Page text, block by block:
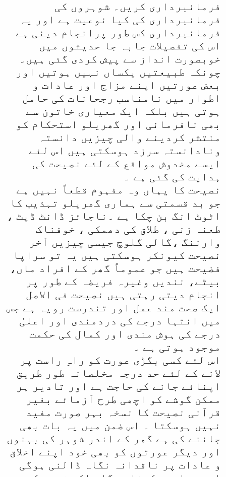
فرمانبرداری کریں۔ شوہروں کی
فرمانبرداری کی کیا نوعیت ہے اور یہ
فرمانبرداری کس طور پرانجام دینی ہے
اس کی تفصیلات جابہ جا حدیثوں میں
خوبصورت انداز سے پیش کردی گئی ہیں۔
چونکہ طبیعتیں یکساں نہیں ہوتیں اور
بعض عورتیں اپنے مزاج اور عادات و
اطوار میں نامناسب رجحانات کی حامل
ہوتی ہیں بلکہ ایک معیاری خاتون سے
بھی نافرمانی اور گھریلو استحکام کو
منتشر کردینے والی چیزیں دانستہ
ونادانستہ سرزد ہوسکتی ہیں اس لئے
ایسے مخدوش مواقع کے لئے نصیحت کی
ہدایت کی گئی ہے ۔
نصیحت کا یہاں وہ مفہوم قطعاً نہیں ہے
جو بد قسمتی سے ہماری گھریلو تہذیب کا
اٹوٹ انگ بن چکا ہے ۔ناجائز ڈانٹ ڈپٹ ،
طعنہ زنی ، طلاق کی دھمکی ، خوفناک
وارننگ ،گالی گلوچ جیسی چیزیں آخر
نصیحت کیونکر ہوسکتی ہیں یہ تو سراپا
فضیحت ہیں جو عموماً گھر کے افراد ماں،
بیٹے، نندیں وغیرہ فریضہ کے طور پر
انجام دیتی رہتی ہیں نصیحت فی الاصل
ایک صحت مند عمل اور تندرست رویہ ہے جس
میں انتہا درجے کی دردمندی اور اعلیٰ
درجے کی ہوش مندی اور کمال کی حکمت
موجود ہوتی ہے ۔
اس لئے کسی بگڑی عورت کو راہِ راست پر
لانے کے لئے حد درجہ مخلصانہ طور طریق
اپنائے جانے کی حاجت ہے اور تادیر ہر
ممکن گوشے کو اچھی طرح آزمائے بغیر
قرآنی نصیحت کا نسخہ بہر صورت مفید
نہیں ہوسکتا ۔ اس ضمن میں یہ بات بھی
جاننے کی ہے گھر کے اندر شوہر کی بہنوں
اور دیگر عورتوں کو بھی خود اپنے اخلاق
و عادات پر ناقدانہ نگاہ ڈالنی ہوگی